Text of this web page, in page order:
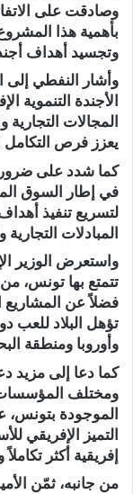
وصادقت على
بأهمية هذا
وتجسيد أهداف أجندة
وأشار النفطي
الأجندة التنموية
المجالات التجارية
يعزز فرص التكامل
كما شدد على
في إطار السوق
لتسريع تنفيذ
المبادلات التجارية
واستعرض الوزير
تتمتع بها تونس،
فضلاً عن المشاريع
تؤهل البلاد للعب
وأوروبا ومنطقة
كما دعا إلى مزيد
ومختلف المؤسسات
الموجودة بتونس،
التميز الإفريقي
إفريقية أكثر
من جانبه، ثمّن